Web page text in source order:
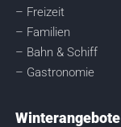
– Freizeit
– Familien
– Bahn & Schiff
– Gastronomie
Winterangebote